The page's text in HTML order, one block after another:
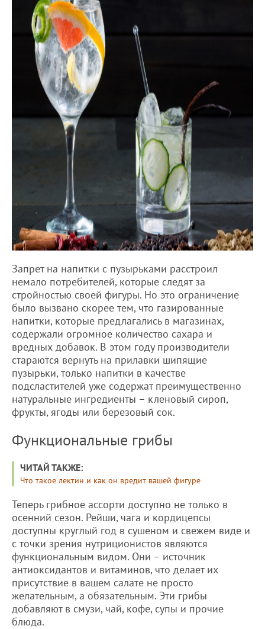
Запрет на напитки с пузырьками расстроил
немало потребителей, которые следят за
стройностью своей фигуры. Но это ограничение
было вызвано скорее тем, что газированные
напитки, которые предлагались в магазинах,
содержали огромное количество сахара и
вредных добавок. В этом году производители
стараются вернуть на прилавки шипящие
пузырьки, только напитки в качестве
подсластителей уже содержат преимущественно
натуральные ингредиенты – кленовый сироп,
фрукты, ягоды или березовый сок.
Функциональные грибы
ЧИТАЙ ТАКЖЕ:
Что такое лектин и как он вредит вашей фигуре
Теперь грибное ассорти доступно не только в
осенний сезон. Рейши, чага и кордицепсы
доступны круглый год в сушеном и свежем виде и
с точки зрения нутриционистов являются
функциональным видом. Они – источник
антиоксидантов и витаминов, что делает их
присутствие в вашем салате не просто
желательным, а обязательным. Эти грибы
добавляют в смузи, чай, кофе, супы и прочие
блюда.